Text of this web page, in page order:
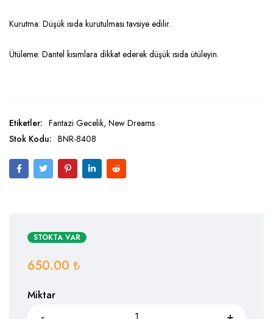
Kurutma: Düşük ısıda kurutulması tavsiye edilir.
Ütüleme: Dantel kısımlara dikkat ederek düşük ısıda ütüleyin.
STOKTA VAR
650.00 ₺
Miktar
Etiketler: Fantazi Gecelik, New Dreams
Stok Kodu: BNR-8408